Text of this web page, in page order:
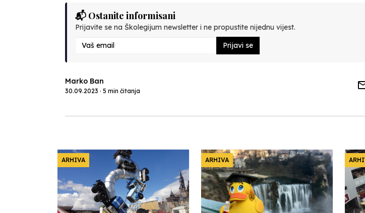
📬 Ostanite informisani
Prijavite se na Školegijum newsletter i ne propustite nijednu vijest.
Prijavi se
Marko Ban
30.09.2023 · 5 min čitanja
ARHIVA ARHIVA